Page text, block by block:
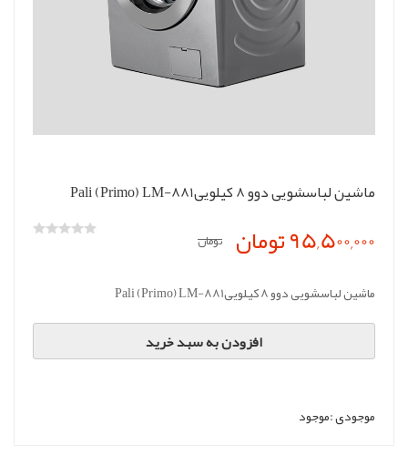
ماشین لباسشویی دوو 8 کیلوییPali (Primo) LM-881
95,500,000 تومان تومان
ماشین لباسشویی دوو 8 کیلوییPali (Primo) LM-881
افزودن به سبد خرید
موجودی :موجود